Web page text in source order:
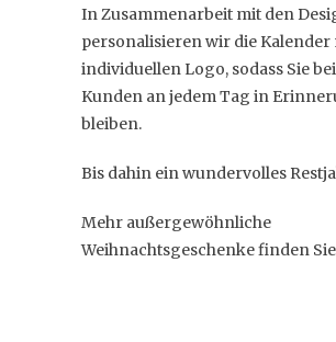
In Zusammenarbeit mit den
personalisieren wir die
individuellen Logo, sodass Sie
Kunden an jedem Tag in
bleiben.
Bis dahin ein wundervolles
Mehr außergewöhnliche
Weihnachtsgeschenke finden Sie